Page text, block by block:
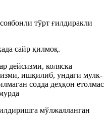
тўрт ғилдиракли
сайр қилмоқ.
дейсизми, коляска
ишқилиб, ундаги мулк-
содда деҳқон етолмас
мўлжалланган